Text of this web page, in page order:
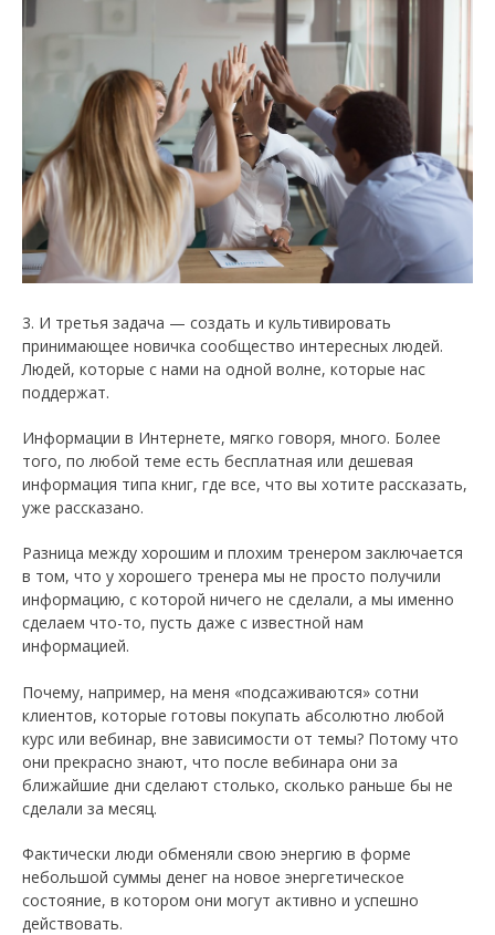
3. И третья задача — создать и культивировать
принимающее новичка сообщество интересных людей.
Людей, которые с нами на одной волне, которые нас
поддержат.
Информации в Интернете, мягко говоря, много. Более
того, по любой теме есть бесплатная или дешевая
информация типа книг, где все, что вы хотите рассказать,
уже рассказано.
Разница между хорошим и плохим тренером заключается
в том, что у хорошего тренера мы не просто получили
информацию, с которой ничего не сделали, а мы именно
сделаем что-то, пусть даже с известной нам
информацией.
Почему, например, на меня «подсаживаются» сотни
клиентов, которые готовы покупать абсолютно любой
курс или вебинар, вне зависимости от темы? Потому что
они прекрасно знают, что после вебинара они за
ближайшие дни сделают столько, сколько раньше бы не
сделали за месяц.
Фактически люди обменяли свою энергию в форме
небольшой суммы денег на новое энергетическое
состояние, в котором они могут активно и успешно
действовать.